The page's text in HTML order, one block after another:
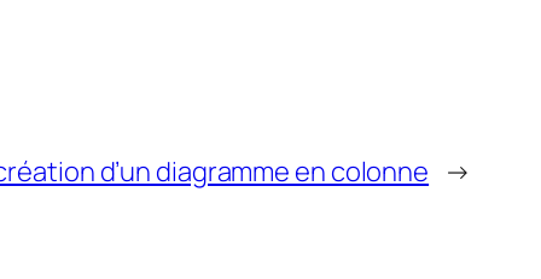
d’un diagramme en colonne →